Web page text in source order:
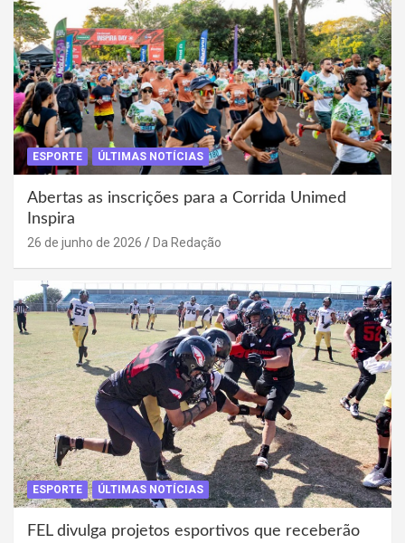
ESPORTE ÚLTIMAS NOTÍCIAS
Abertas as inscrições para a Corrida Unimed
Inspira
26 de junho de 2026 Da Redação
ESPORTE ÚLTIMAS NOTÍCIAS
FEL divulga projetos esportivos que receberão